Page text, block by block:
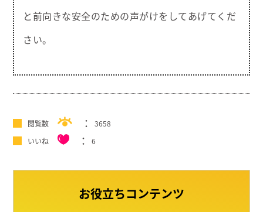
と前向きな安全のための声がけをしてあげてくだ
さい。
閲覧数
3658
いいね
6
お役立ちコンテンツ